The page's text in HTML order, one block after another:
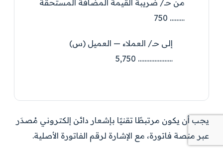
من حـ/ ضريبة القيمة المضافة المستحقة
……… 750
إلى حـ/ العملاء — العميل (س)
………………… 5,750
يجب أن يكون مرتبطًا تقنيًا بإشعار دائن إلكتروني مُصدَر
عبر منصة فاتورة، مع الإشارة لرقم الفاتورة الأصلية.